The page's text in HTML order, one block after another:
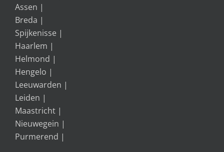
Assen |
Breda |
Spijkenisse |
Haarlem |
Helmond |
Hengelo |
Leeuwarden |
Leiden |
Maastricht |
Nieuwegein |
Purmerend |